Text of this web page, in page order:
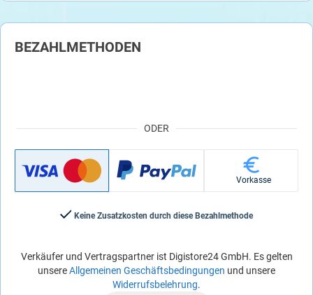
ODER
BEZAHLMETHODEN
Vorkasse
Keine Zusatzkosten durch diese Bezahlmethode
Verkäufer und Vertragspartner ist Digistore24 GmbH. Es gelten
unsereAllgemeinen Geschäftsbedingungen und unsere
Widerrufsbelehrung.